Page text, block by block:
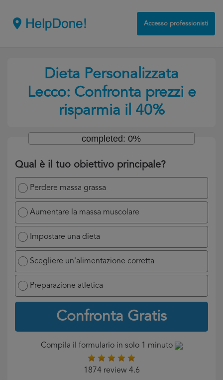
Accesso professionisti
Dieta Personalizzata
Lecco: Confronta prezzi e
risparmia il 40%
Qual è il tuo obiettivo principale?
Perdere massa grassa
Aumentare la massa muscolare
Impostare una dieta
Scegliere un'alimentazione corretta
Preparazione atletica
Confronta Gratis
completed: 0%
Compila il formulario in solo 1 minuto
1874 review 4.6